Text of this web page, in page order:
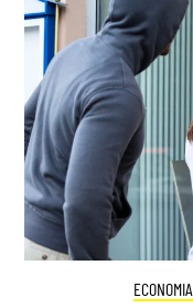
ECONOMIA